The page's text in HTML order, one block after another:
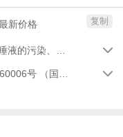
新价格 复制

号 （国家药品监督管理局） 